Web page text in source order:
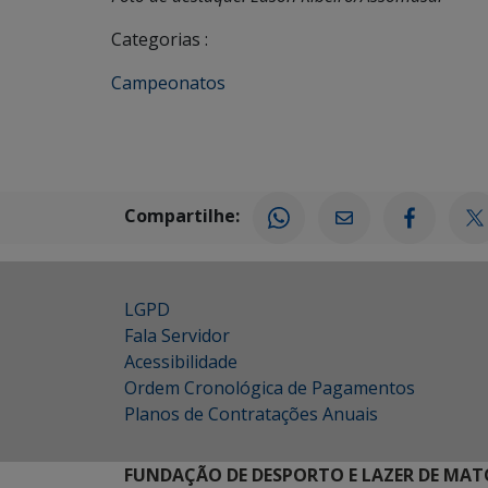
Categorias :
Campeonatos
Compartilhe:
LGPD
Fala Servidor
Acessibilidade
Ordem Cronológica de Pagamentos
Planos de Contratações Anuais
FUNDAÇÃO DE DESPORTO E LAZER DE